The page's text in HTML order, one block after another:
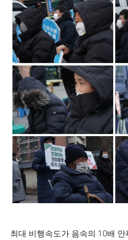
최대 비행속도가 음속의 10배